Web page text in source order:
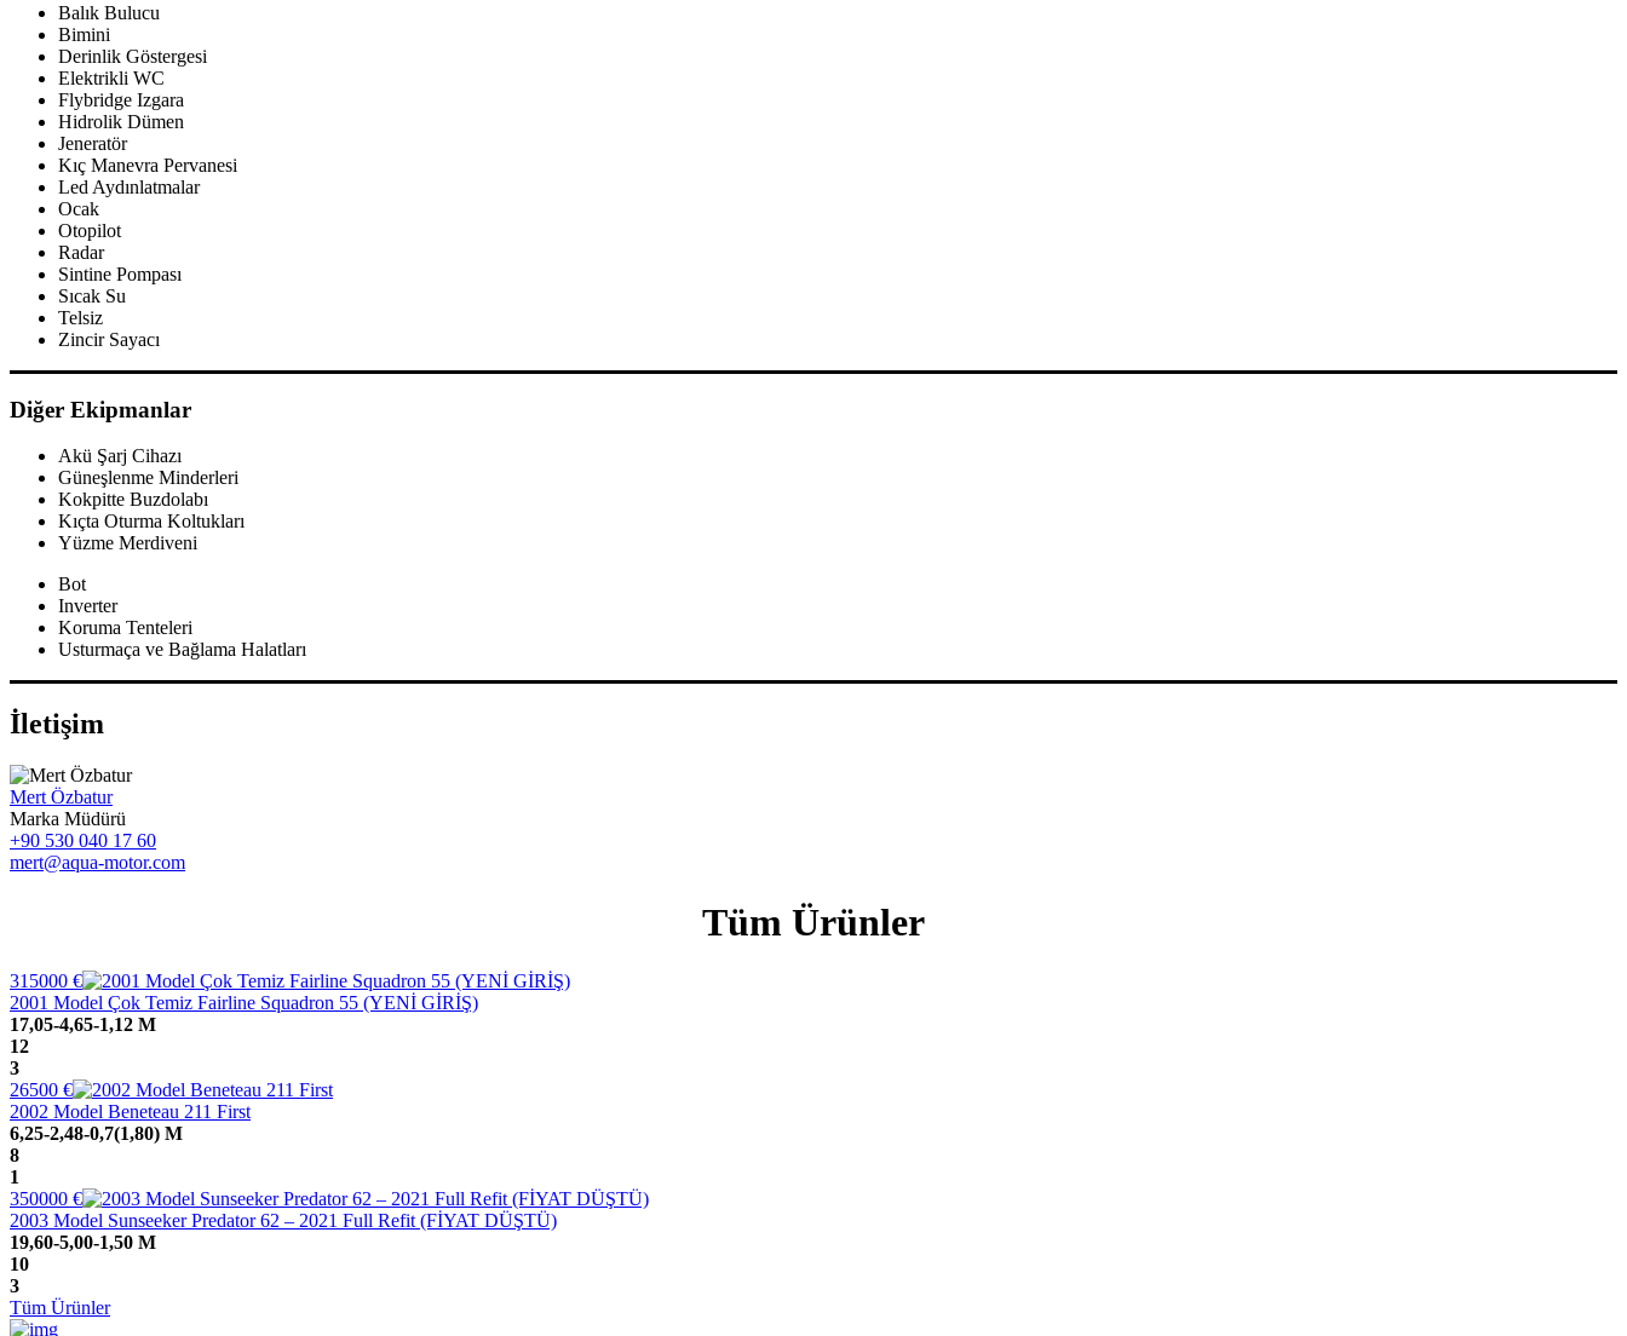
Balık Bulucu
Bimini
Derinlik Göstergesi
Elektrikli WC
Flybridge Izgara
Hidrolik Dümen
Jeneratör
Kıç Manevra Pervanesi
Led Aydınlatmalar
Ocak
Otopilot
Radar
Sintine Pompası
Sıcak Su
Telsiz
Zincir Sayacı
Diğer Ekipmanlar
Akü Şarj Cihazı
Güneşlenme Minderleri
Kokpitte Buzdolabı
Kıçta Oturma Koltukları
Yüzme Merdiveni
Bot
Inverter
Koruma Tenteleri
Usturmaça ve Bağlama Halatları
İletişim
Mert Özbatur
Marka Müdürü
+90 530 040 17 60
mert@aqua-motor.com
Tüm Ürünler
315000 €
2001 Model Çok Temiz Fairline Squadron 55 (YENİ GİRİŞ)
17,05-4,65-1,12 M
12
3
26500 €
2002 Model Beneteau 211 First
6,25-2,48-0,7(1,80) M
8
1
350000 €
2003 Model Sunseeker Predator 62 – 2021 Full Refit (FİYAT DÜŞTÜ)
19,60-5,00-1,50 M
10
3
Tüm Ürünler